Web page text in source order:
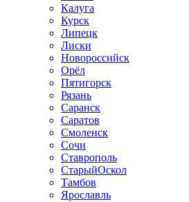
Калуга
Курск
Липецк
Лиски
Новороссийск
Орёл
Пятигорск
Рязань
Саранск
Саратов
Смоленск
Сочи
Ставрополь
СтарыйОскол
Тамбов
Ярославль